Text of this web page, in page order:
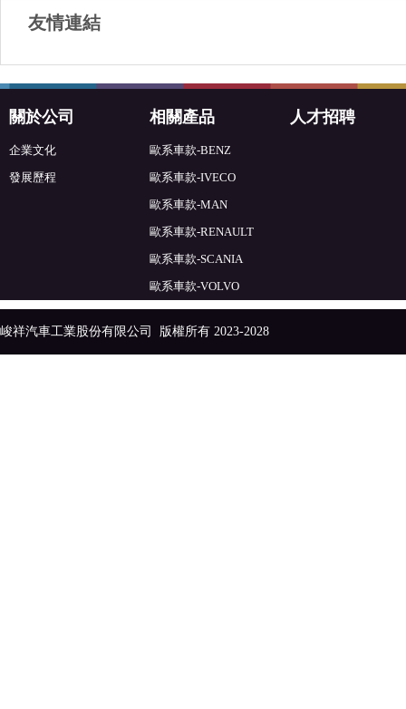
友情連結
關於公司
企業文化
發展歷程
相關產品
歐系車款-BENZ
歐系車款-IVECO
歐系車款-MAN
歐系車款-RENAULT
歐系車款-SCANIA
歐系車款-VOLVO
人才招聘
峻祥汽車工業股份有限公司 版權所有 2023-2028